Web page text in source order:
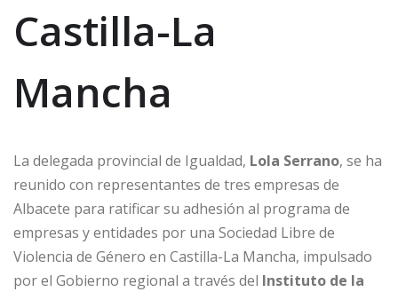
Castilla-La
Mancha
La delegada provincial de Igualdad, Lola Serrano, se ha
reunido con representantes de tres empresas de
Albacete para ratificar su adhesión al programa de
empresas y entidades por una Sociedad Libre de
Violencia de Género en Castilla-La Mancha, impulsado
por el Gobierno regional a través del Instituto de la